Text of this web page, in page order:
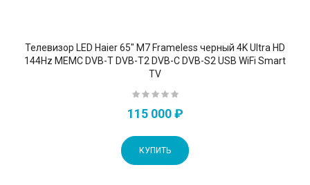
Телевизор LED Haier 65" M7 Frameless черный 4K Ultra HD
144Hz MEMC DVB-T DVB-T2 DVB-C DVB-S2 USB WiFi Smart
TV
115 000 ₽
КУПИТЬ